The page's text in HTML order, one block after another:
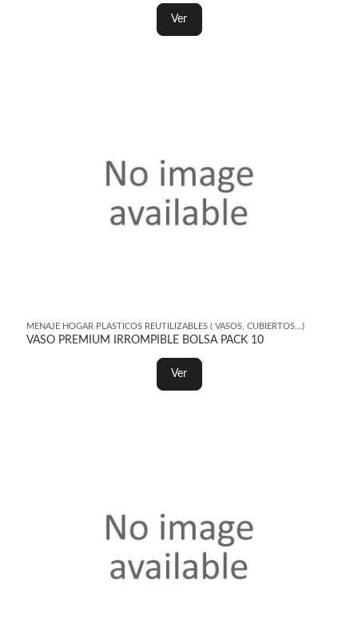
Ver
MENAJE HOGAR PLASTICOS REUTILIZABLES ( VASOS, CUBIERTOS...)
VASO PREMIUM IRROMPIBLE BOLSA PACK 10
Ver